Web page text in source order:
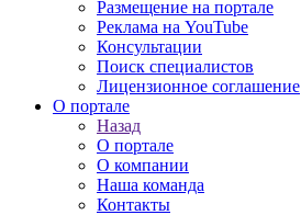
Размещение на портале
Реклама на YouTube
Консультации
Поиск специалистов
Лицензионное соглашение
О портале
Назад
О портале
О компании
Наша команда
Контакты